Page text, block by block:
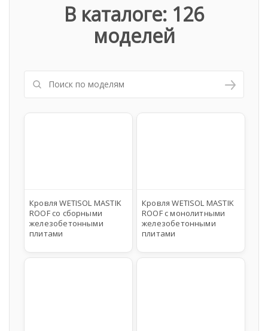
В каталоге: 126
моделей
Кровля WETISOL MASTIK
ROOF cо сборными
железобетонными
плитами
Кровля WETISOL MASTIK
ROOF c монолитными
железобетонными
плитами